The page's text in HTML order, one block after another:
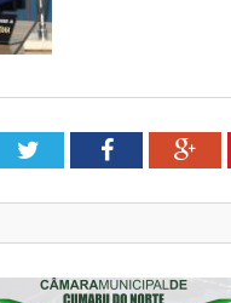
TwitterFacebook